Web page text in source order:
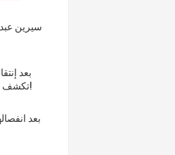
سيرين عبد
بعد
تكشف تفاصيل عن برنامجها الجديد!
بعد